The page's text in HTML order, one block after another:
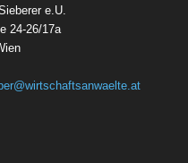
e.U.
24-26/17a